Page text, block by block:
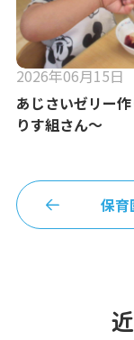
2026年06月15日
あじさいゼリー
りす組さん～
保育